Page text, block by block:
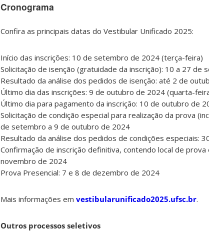
Cronograma
Confira as principais datas do Vestibular Unificado 2025:
Início das inscrições: 10 de setembro de 2024 (terça-feira)
Solicitação de isenção (gratuidade da inscrição): 10 a 27 de
Resultado da análise dos pedidos de isenção: até 2 de
Último dia das inscrições: 9 de outubro de 2024 (quarta-
Último dia para pagamento da inscrição: 10 de outubro de
Solicitação de condição especial para realização da prova
de setembro a 9 de outubro de 2024
Resultado da análise dos pedidos de condições especiais:
Confirmação de inscrição definitiva, contendo local de
novembro de 2024
Prova Presencial: 7 e 8 de dezembro de 2024
Mais informações em vestibularunificado2025.ufsc.br.
Outros processos seletivos